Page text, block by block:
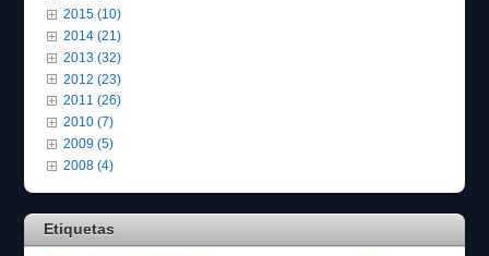
2015 (10)
2014 (21)
2013 (32)
2012 (23)
2011 (26)
2010 (7)
2009 (5)
2008 (4)
Etiquetas